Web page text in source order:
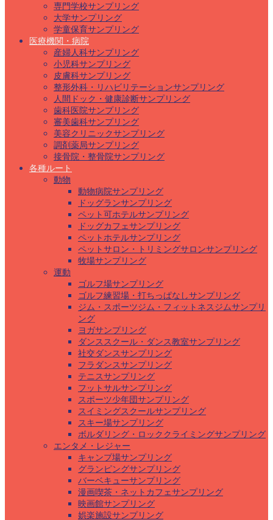
専門学校サンプリング
大学サンプリング
学童保育サンプリング
医療機関・病院
産婦人科サンプリング
小児科サンプリング
皮膚科サンプリング
整形外科・リハビリテーションサンプリング
人間ドック・健康診断サンプリング
歯科医院サンプリング
審美歯科サンプリング
美容クリニックサンプリング
調剤薬局サンプリング
接骨院・整骨院サンプリング
各種ルート
動物
動物病院サンプリング
ドッグランサンプリング
ペット可ホテルサンプリング
ドッグカフェサンプリング
ペットホテルサンプリング
ペットサロン・トリミングサロンサンプリング
牧場サンプリング
運動
ゴルフ場サンプリング
ゴルフ練習場・打ちっぱなしサンプリング
ジム・スポーツジム・フィットネスジムサンプリ
ング
ヨガサンプリング
ダンススクール・ダンス教室サンプリング
社交ダンスサンプリング
フラダンスサンプリング
テニスサンプリング
フットサルサンプリング
スポーツ少年団サンプリング
スイミングスクールサンプリング
スキー場サンプリング
ボルダリング・ロッククライミングサンプリング
エンタメ・レジャー
キャンプ場サンプリング
グランピングサンプリング
バーベキューサンプリング
漫画喫茶・ネットカフェサンプリング
映画館サンプリング
娯楽施設サンプリング